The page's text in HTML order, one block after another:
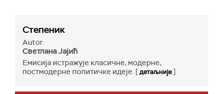
Степеник
Autor:
Светлана Јајић
Емисија истражује класичне, модерне,
постмодерне политичке идеје. [детаљније]